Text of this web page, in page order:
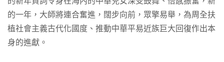
的一年，大師將連合奮進，闊步向前，眾擎易舉，為周全扶
植社會主義古代化國度、推動中華平易近族巨大回復作出本
身的進獻。